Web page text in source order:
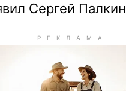
Сергей Палкин